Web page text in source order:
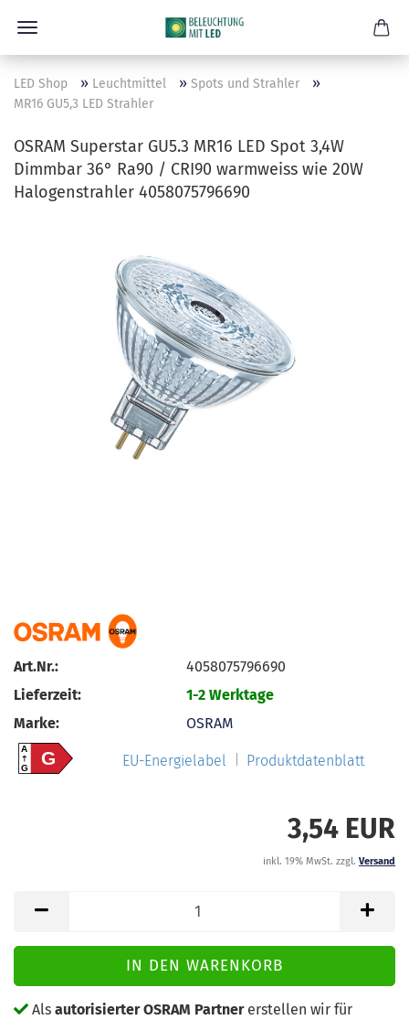
LED Shop » Leuchtmittel » Spots und Strahler »
MR16 GU5,3 LED Strahler
OSRAM Superstar GU5.3 MR16 LED Spot 3,4W
Dimmbar 36° Ra90 / CRI90 warmweiss wie 20W
Halogenstrahler 4058075796690
Art.Nr.:
4058075796690
Lieferzeit:
1-2 Werktage
Marke:
OSRAM
A
GG EU-Energielabel Produktdatenblatt
3,54 EUR
inkl. 19% MwSt. zzgl. Versand
Als autorisierter OSRAM Partnererstellen wir für